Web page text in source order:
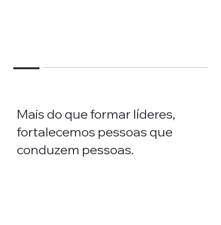
Mais do que formar líderes,
fortalecemos pessoas que
conduzem pessoas.